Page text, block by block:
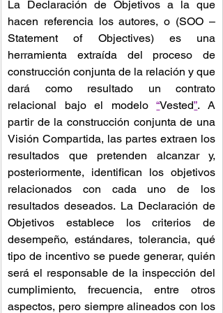
La Declaración de Objetivos a la que
hacen referencia los autores, o (SOO –
Statement of Objectives) es una
herramienta extraída del proceso de
construcción conjunta de la relación y que
dará como resultado un contrato
relacional bajo el modelo “Vested”. A
partir de la construcción conjunta de una
Visión Compartida, las partes extraen los
resultados que pretenden alcanzar y,
posteriormente, identifican los objetivos
relacionados con cada uno de los
resultados deseados. La Declaración de
Objetivos establece los criterios de
desempeño, estándares, tolerancia, qué
tipo de incentivo se puede generar, quién
será el responsable de la inspección del
cumplimiento, frecuencia, entre otros
aspectos, pero siempre alineados con los